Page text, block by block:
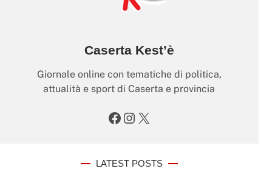
Caserta Kest’è
Giornale online con tematiche di politica,
attualità e sport di Caserta e provincia
Facebook Instagram X
LATEST POSTS